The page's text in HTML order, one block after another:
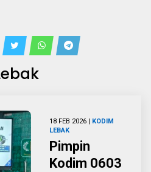
18 FEB 2026 | KODIM
LEBAK
Pimpin
Kodim 0603